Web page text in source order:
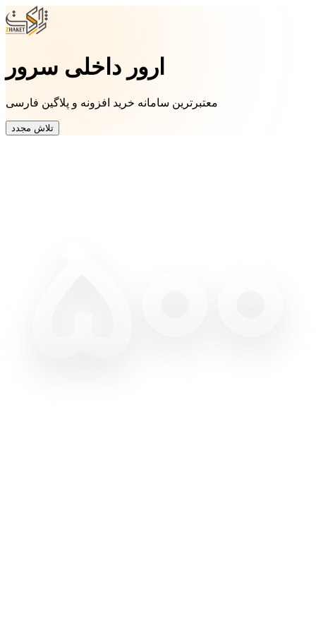
ارور داخلی سرور
معتبرترین سامانه خرید افزونه و پلاگین فارسی
تلاش مجدد